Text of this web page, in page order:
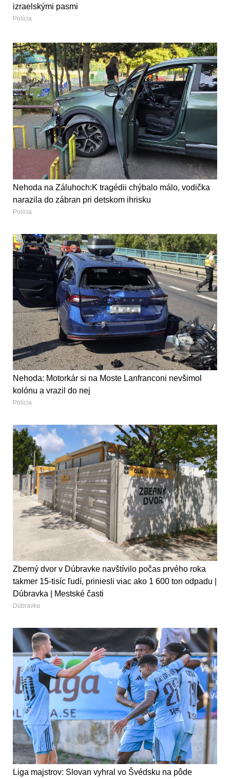
izraelskými pasmi
Polícia
Nehoda na Záluhoch:K tragédii chýbalo málo, vodička
narazila do zábran pri detskom ihrisku
Polícia
Nehoda: Motorkár si na Moste Lanfranconi nevšimol
kolónu a vrazil do nej
Polícia
Zberný dvor v Dúbravke navštívilo počas prvého roka
takmer 15-tisíc ľudí, priniesli viac ako 1 600 ton odpadu |
Dúbravka | Mestské časti
Dúbravka
Liga majstrov: Slovan vyhral vo Švédsku na pôde